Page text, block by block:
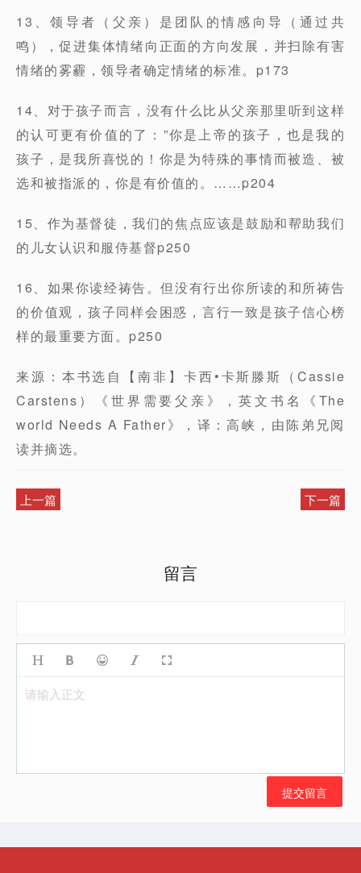
13、领导者（父亲）是团队的情感向导（通过共
鸣），促进集体情绪向正面的方向发展，并扫除有害
情绪的雾霾，领导者确定情绪的标准。p173
14、对于孩子而言，没有什么比从父亲那里听到这样
的认可更有价值的了：”你是上帝的孩子，也是我的
孩子，是我所喜悦的！你是为特殊的事情而被造、被
选和被指派的，你是有价值的。……p204
15、作为基督徒，我们的焦点应该是鼓励和帮助我们
的儿女认识和服侍基督p250
16、如果你读经祷告。但没有行出你所读的和所祷告
的价值观，孩子同样会困惑，言行一致是孩子信心榜
样的最重要方面。p250
来源：本书选自【南非】卡西•卡斯滕斯（Cassie
Carstens）《世界需要父亲》，英文书名《The
world Needs A Father》，译：高峡，由陈弟兄阅
读并摘选。
上一篇 下一篇
留言
请输入正文
提交留言